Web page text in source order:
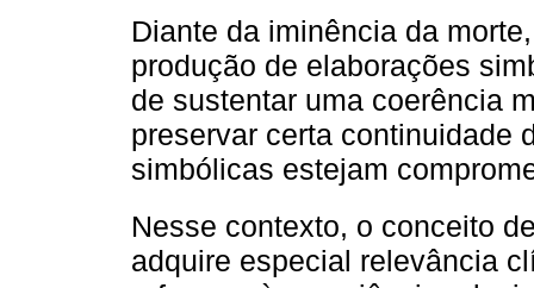
Diante da iminência da
produção de elaborações
de sustentar uma coerência
preservar certa continuidade
simbólicas estejam
Nesse contexto, o conceito
adquire especial relevância